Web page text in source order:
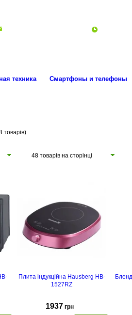
техника Смартфоны и телефоны
товарів)
48 товарів на сторінці
Плита індукційна Hausberg HB-
1527RZ
1937 грн